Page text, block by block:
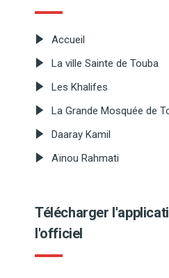
Accueil
La ville Sainte de Touba
Les Khalifes
La Grande Mosquée de
Daaray Kamil
Aïnou Rahmati
Télécharger
l'officiel